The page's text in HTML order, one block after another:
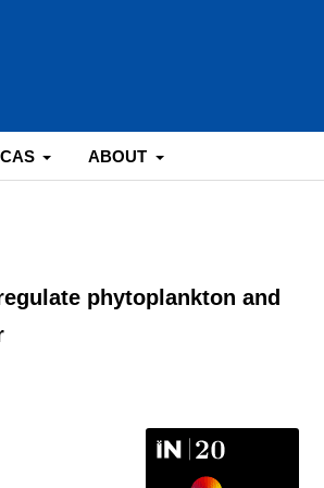
ABOUT
phytoplankton and